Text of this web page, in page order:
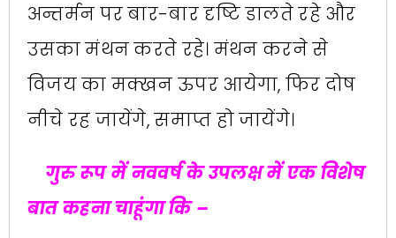
अन्तर्मन पर बार-बार दृष्टि डालते रहे और
उसका मंथन करते रहे। मंथन करने से
विजय का मक्खन ऊपर आयेगा, फिर दोष
नीचे रह जायेंगे, समाप्त हो जायेंगे।
गुरु रूप में नववर्ष के उपलक्ष में एक विशेष
बात कहना चाहूंगा कि –